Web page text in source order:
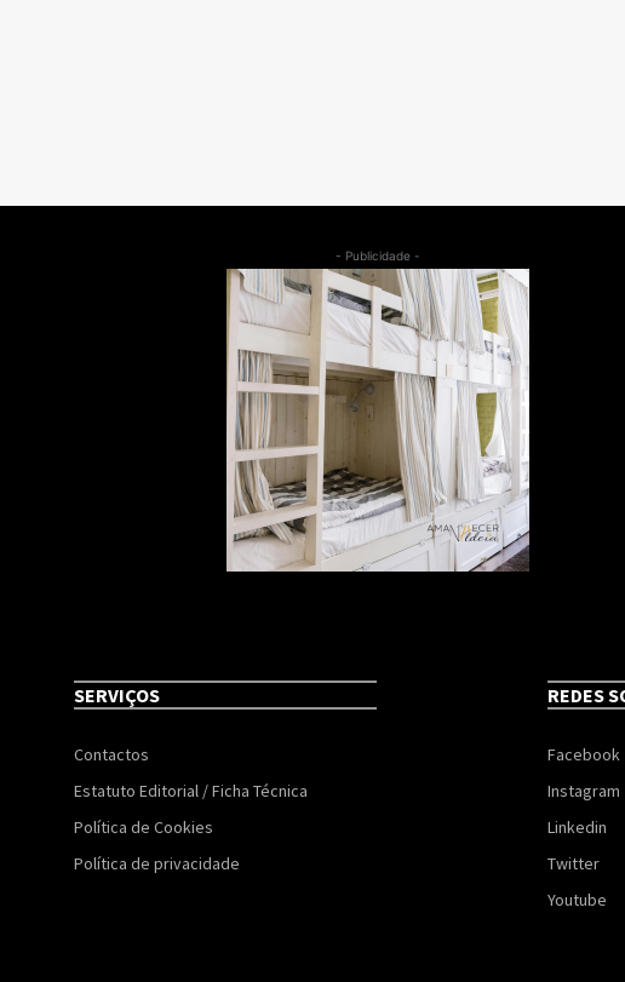
- Publicidade -
SERVIÇOS
Contactos
Estatuto Editorial / Ficha Técnica
Política de Cookies
Política de privacidade
REDES
Facebook
Instagram
Linkedin
Twitter
Youtube